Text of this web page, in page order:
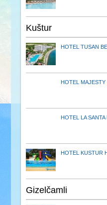
Kuštur
HOTEL TUSAN
HOTEL
HOTEL LA
HOTEL KUSTUR
Gizelčamli